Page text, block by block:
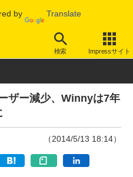
by Translate
検索 Impressサイト
著作権・知財
ザー減少、Winnyは7年
（2014/5/13 18:14）